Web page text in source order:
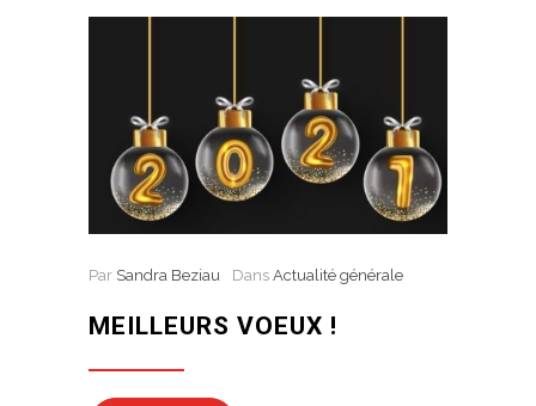
Par Sandra Beziau Dans Actualité générale
MEILLEURS VOEUX !